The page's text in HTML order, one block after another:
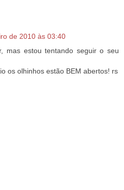
de 2010 às 03:40
mas estou tentando seguir o seu
os olhinhos estão BEM abertos! rs